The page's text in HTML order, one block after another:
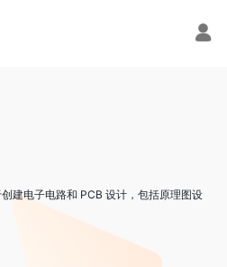
建电子电路和 PCB 设计，包括原理图设